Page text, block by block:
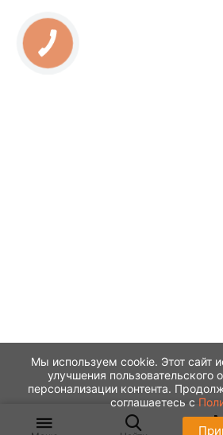
Мы используем cookie. Этот сайт
улучшения пользовательского
персонализации контента.
соглашаетесь с